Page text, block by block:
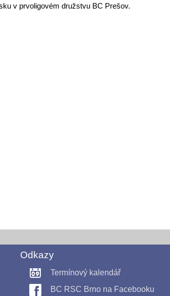
v prvoligovém družstvu BC Prešov.
Karaová Julie
Odkazy
Termínový kalendář
BC RSC Brno na Facebooku